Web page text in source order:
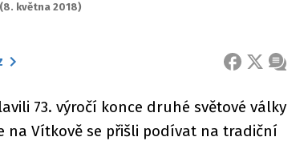
května 2018)
FACEBOOK
X
73. výročí konce druhé světové války
na Vítkově se přišli podívat na tradiční